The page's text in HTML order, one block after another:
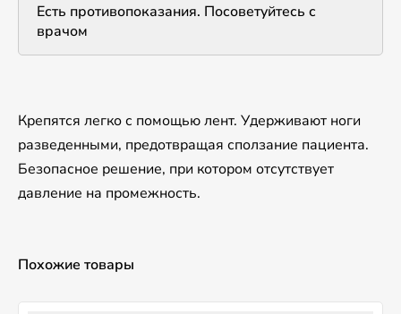
Есть противопоказания. Посоветуйтесь с
врачом
Крепятся легко с помощью лент. Удерживают ноги
разведенными, предотвращая сползание пациента.
Безопасное решение, при котором отсутствует
давление на промежность.
Похожие товары